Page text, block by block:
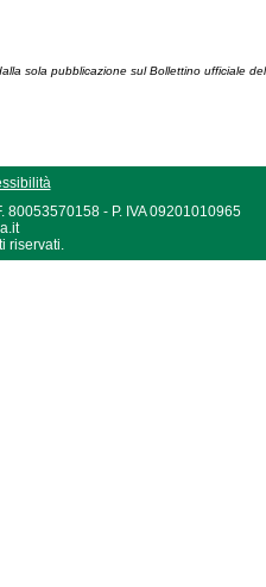
sola pubblicazione sul Bollettino ufficiale
- P. IVA 09201010965
riservati.